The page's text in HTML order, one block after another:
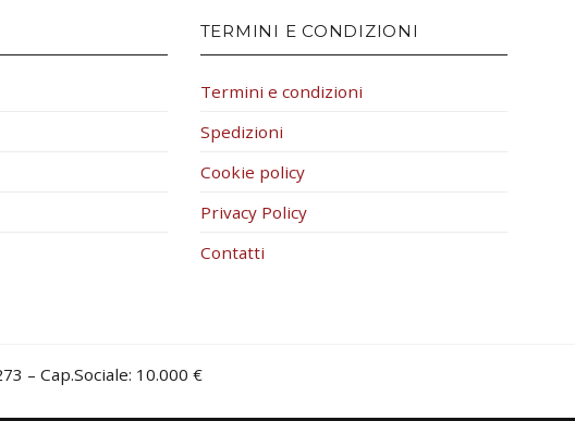
TERMINI E CONDIZIONI
Termini e condizioni
Spedizioni
Cookie policy
Privacy Policy
Contatti
– Cap.Sociale: 10.000 €